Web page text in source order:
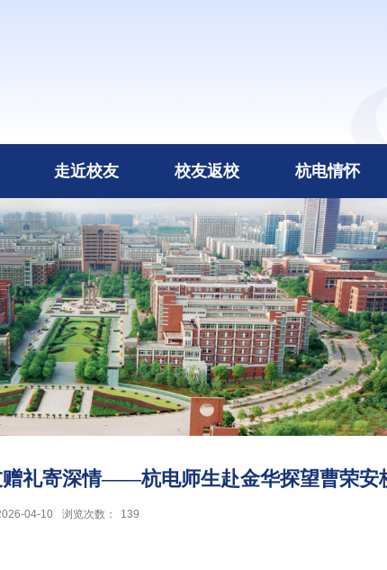
走近校友 校友返校 杭电情怀
赠礼寄深情——杭电师生赴金华探望曹荣安
04-10 浏览次数： 139